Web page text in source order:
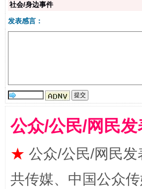
社会/身边事件
发表感言：
公众/公民/网民
★ 公众/公民/网民
共传媒、中国公众